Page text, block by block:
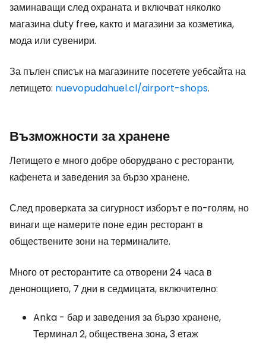
заминаващи след охраната и включват няколко
магазинаduty free, както и магазини за козметика,
мода или сувенири.
За пълен списък на магазините посетете уебсайта на
летището: nuevopudahuel.cl/airport-shops.
Възможности за хранене
Летището е много добре оборудвано с ресторанти,
кафенета и заведения за бързо хранене.
След проверката за сигурност изборът е по-голям, но
винаги ще намерите поне един ресторант в
обществените зони на терминалите.
Много от ресторантите са отворени 24 часа в
денонощието, 7 дни в седмицата, включително:
Anka - бар и заведения за бързо хранене,
Терминал 2, обществена зона, 3 етаж